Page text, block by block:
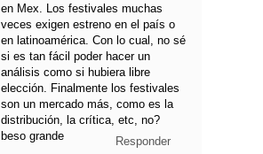
en Mex. Los festivales muchas
veces exigen estreno en el país o
en latinoamérica. Con lo cual, no sé
si es tan fácil poder hacer un
análisis como si hubiera libre
elección. Finalmente los festivales
son un mercado más, como es la
distribución, la crítica, etc, no?
beso grande
Responder